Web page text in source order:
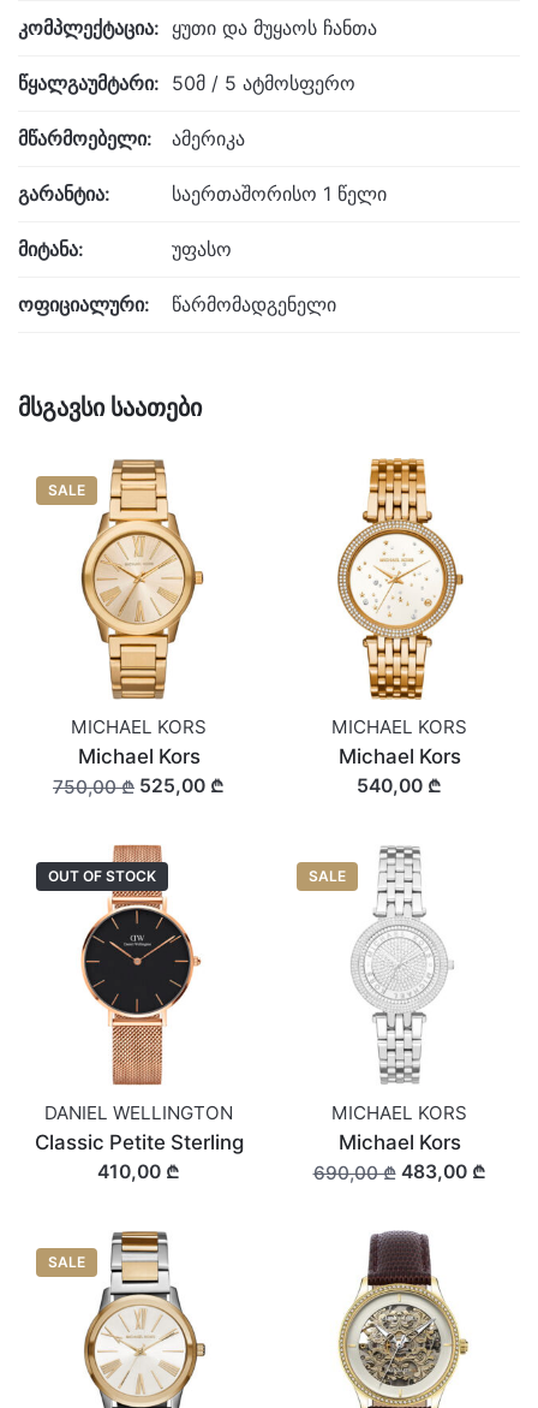
კომპლექტაცია: ყუთი და მუყაოს ჩანთა
წყალგაუმტარი: 50მ / 5 ატმოსფერო
მწარმოებელი: ამერიკა
გარანტია: საერთაშორისო 1 წელი
მიტანა: უფასო
ოფიციალური: წარმომადგენელი
მსგავსი საათები
SALE
MICHAEL KORS
Michael Kors
750,00 ₾ 525,00 ₾
MICHAEL KORS
Michael Kors
540,00 ₾
OUT OF STOCK
DANIEL WELLINGTON
Classic Petite Sterling
410,00 ₾
SALE
MICHAEL KORS
Michael Kors
690,00 ₾483,00 ₾
SALE